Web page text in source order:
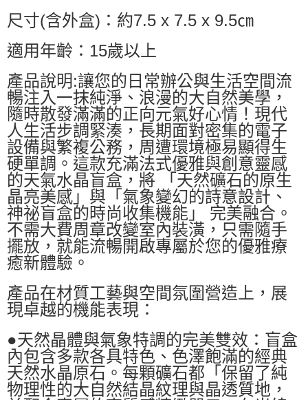
尺寸(含外盒)：約7.5 x 7.5 x 9.5㎝
適用年齡：15歲以上
產品說明:讓您的日常辦公與生活空間流
暢注入一抹純淨、浪漫的大自然美學，
隨時散發滿滿的正向元氣好心情！現代
人生活步調緊湊，長期面對密集的電子
設備與繁複公務，周遭環境極易顯得生
硬單調。這款充滿法式優雅與創意靈感
的天氣水晶盲盒，將 「天然礦石的原生
晶亮美感」與「氣象變幻的詩意設計、
神祕盲盒的時尚收集機能」 完美融合。
不需大費周章改變室內裝潢，只需隨手
擺放，就能流暢開啟專屬於您的優雅療
癒新體驗。
產品在材質工藝與空間氛圍營造上，展
現卓越的機能表現：
●天然晶體與氣象特調的完美雙效：盲盒
內包含多款各具特色、色澤飽滿的經典
天然水晶原石。每顆礦石都「保留了純
物理性的大自然結晶紋理與晶透質地，